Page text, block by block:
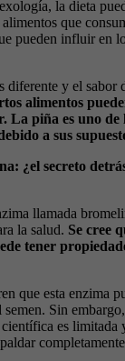
la dieta
que
pueden influir en
diferente y el sabor
alimentos
La piña es uno de
a sus
¿el secreto
llamada
la salud. Se cree
tener
que esta enzima
semen. Sin
es limitada